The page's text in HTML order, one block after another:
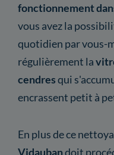
fonctionnement
vous avez la
quotidien par vous-
régulièrement la
cendresqui
encrassent petit à
En plus de ce
Vidaubandoit